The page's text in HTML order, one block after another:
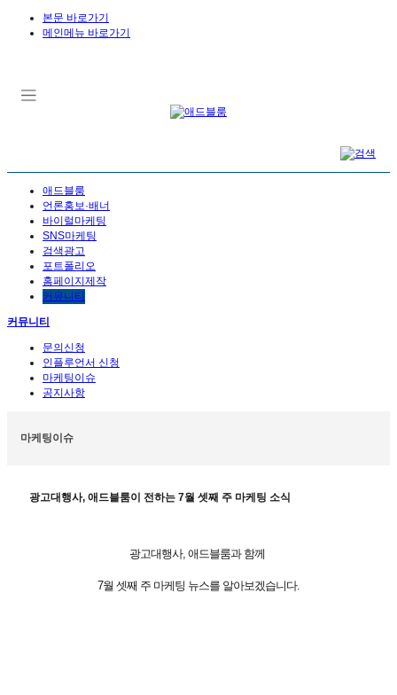
본문 바로가기
메인메뉴 바로가기
애드블룸
언론홍보·배너
바이럴마케팅
SNS마케팅
검색광고
포트폴리오
홈페이지제작
커뮤니티
커뮤니티
문의신청
인플루언서 신청
마케팅이슈
공지사항
마케팅이슈
광고대행사, 애드블룸이 전하는 7월 셋째 주 마케팅 소식
광고대행사, 애드블룸과 함께
7월 셋째 주 마케팅 뉴스를 알아보겠습니다.